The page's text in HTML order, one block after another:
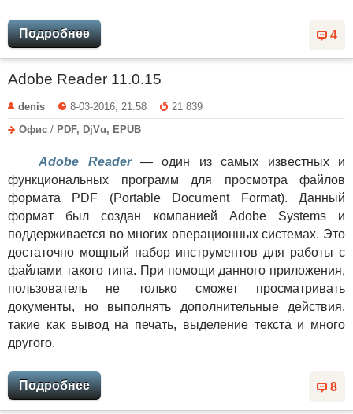
4
Подробнее
Adobe Reader 11.0.15
denis 8-03-2016, 21:58
21 839
Офис / PDF, DjVu, EPUB
Adobe Reader— один из самых известных и
функциональных программ для просмотра файлов
формата PDF (Portable Document Format). Данный
формат был создан компанией Adobe Systems и
поддерживается во многих операционных системах. Это
достаточно мощный набор инструментов для работы с
файлами такого типа. При помощи данного приложения,
пользователь не только сможет просматривать
документы, но выполнять дополнительные действия,
такие как вывод на печать, выделение текста и много
другого.
8
Подробнее